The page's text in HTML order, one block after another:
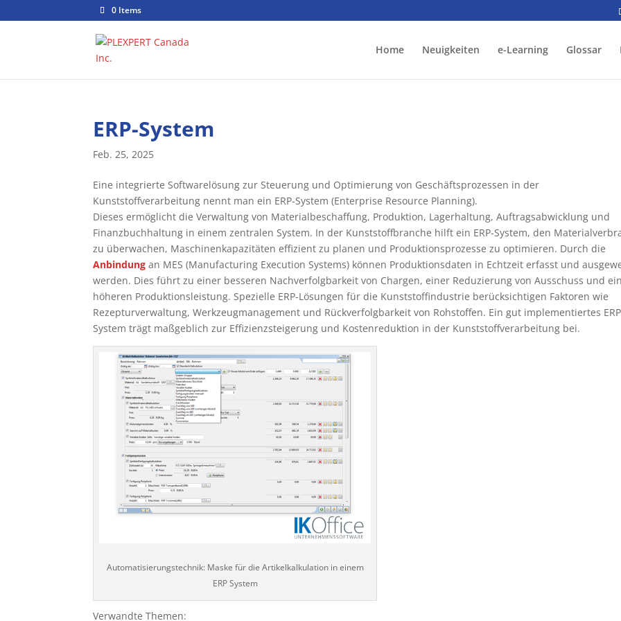
0 Items
Home Neuigkeiten e-Learning Glossar
ERP-System
Feb. 25, 2025
Eine integrierte Softwarelösung zur Steuerung und Optimierung von Geschäftsprozessen in der
Kunststoffverarbeitung nennt man ein ERP-System (Enterprise Resource Planning).
Dieses ermöglicht die Verwaltung von Materialbeschaffung, Produktion, Lagerhaltung, Auftragsabwicklung und
Finanzbuchhaltung in einem zentralen System. In der Kunststoffbranche hilft ein ERP-System, den
zu überwachen, Maschinenkapazitäten effizient zu planen und Produktionsprozesse zu optimieren. Durch die
Anbindung an MES (Manufacturing Execution Systems) können Produktionsdaten in Echtzeit erfasst und
werden. Dies führt zu einer besseren Nachverfolgbarkeit von Chargen, einer Reduzierung von Ausschuss und
höheren Produktionsleistung. Spezielle ERP-Lösungen für die Kunststoffindustrie berücksichtigen Faktoren wie
Rezepturverwaltung, Werkzeugmanagement und Rückverfolgbarkeit von Rohstoffen. Ein gut implementiertes
System trägt maßgeblich zur Effizienzsteigerung und Kostenreduktion in der Kunststoffverarbeitung bei.
Automatisierungstechnik: Maske für die Artikelkalkulation in einem
ERP System
Verwandte Themen: